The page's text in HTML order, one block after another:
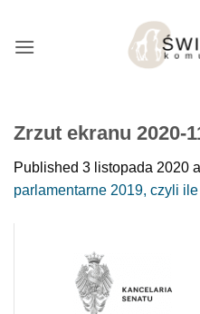
treści
Zrzut ekranu 2020-
Published 3 listopada 2020
parlamentarne 2019, czyli